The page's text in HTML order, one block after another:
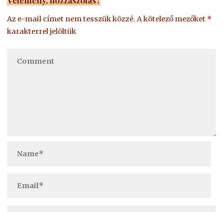
Az e-mail címet nem tesszük közzé. A kötelező mezőket *
karakterrel jelöltük